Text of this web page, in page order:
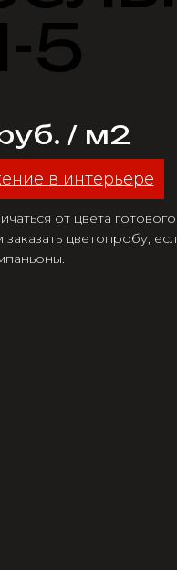
5
/ м2
в интерьере
от цвета готового
цветопробу,